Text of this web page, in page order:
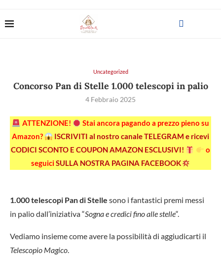
Uncategorized
Concorso Pan di Stelle 1.000 telescopi in palio
4 Febbraio 2025
ATTENZIONE!
Stai ancora pagando a prezzo pieno su
Amazon?
ISCRIVITI al nostro canale TELEGRAM e ricevi
CODICI SCONTO E COUPON AMAZON ESCLUSIVI!
o
seguiciSULLA NOSTRA PAGINA FACEBOOK
1.000 telescopi Pan di Stelle sono i fantastici premi messi
in palio dall’iniziativa “Sogna e credici fino alle stelle“.
Vediamo insieme come avere la possibilità di aggiudicarti il
Telescopio Magico.